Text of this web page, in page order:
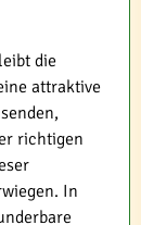
die
attraktive
richtigen
In